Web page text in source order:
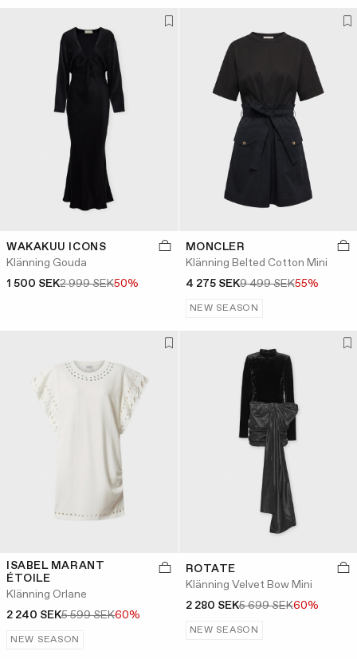
WAKAKUU ICONS
Klänning Gouda
1 500 SEK2 999 SEK50%
MONCLER
Klänning Belted Cotton Mini
4 275 SEK9 499 SEK55%
NEW SEASON
ISABEL MARANT
ÉTOILE
Klänning Orlane
2 240 SEK5 599 SEK60%
NEW SEASON
ROTATE
Klänning Velvet Bow Mini
2 280 SEK5 699 SEK60%
NEW SEASON